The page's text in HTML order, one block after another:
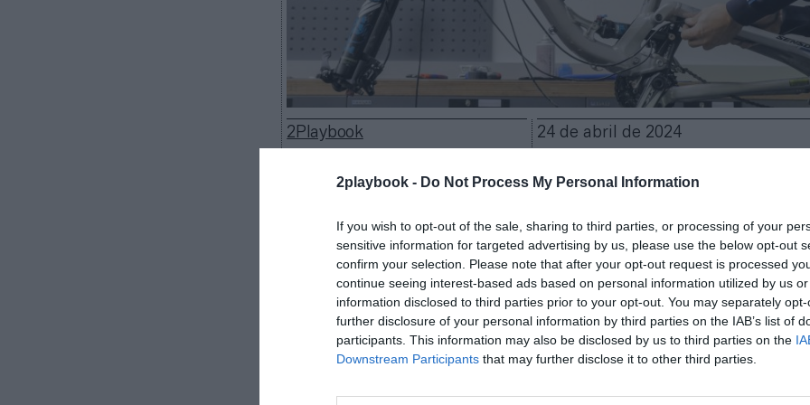
2playbook - Do Not Process My Personal Information
If you wish to opt-out of the sale, sharing to third parties, or processing of your
sensitive information for targeted advertising by us, please use the below opt-out
confirm your selection. Please note that after your opt-out request is processed
continue seeing interest-based ads based on personal information utilized by us
information disclosed to third parties prior to your opt-out. You may separately
further disclosure of your personal information by third parties on the IAB’s list of
participants. This information may also be disclosed by us to third parties on the
Downstream Participants that may further disclose it to other third parties.
2Playbook 24 de abril de 2024
Guardar
Shimano continúa experimentando las consecuencias de la
de la industria de la bicicleta y vuelve a contraer sus ventas. La
japonesa, uno de los principales proveedores de componentes de
del mundo,ha cerrado el primer trimestre de 2024 con una
100.557 millones de yenes (608,3 millones de euros), lo que
retroceso del 20,2% interanual.
En cambio, el beneficio neto se incrementó en un 17,2% con